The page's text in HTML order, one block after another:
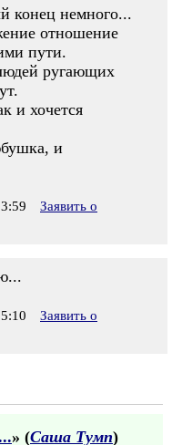
конец немного...
отношение
пути.
ругающих
и хочется
и
Заявить о
Заявить о
» (Саша Тумп)